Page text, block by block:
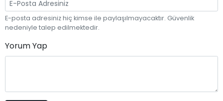
E-posta adresiniz hiç kimse ile paylaşılmayacaktır. Güvenlik
nedeniyle talep edilmektedir.
Yorum Yap